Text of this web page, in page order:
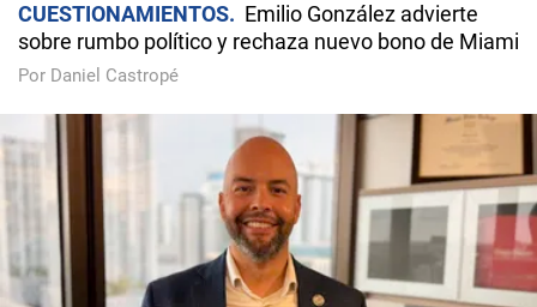
CUESTIONAMIENTOS
Emilio González advierte
sobre rumbo político y rechaza nuevo bono de Miami
Por Daniel Castropé